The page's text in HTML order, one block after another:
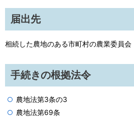
届出先
相続した農地のある市町村の農業委員会
手続きの根拠法令
農地法第3条の3
農地法第69条